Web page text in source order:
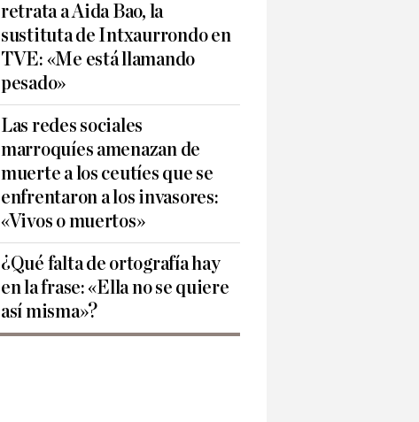
retrata a Aida Bao, la
sustituta de Intxaurrondo en
TVE: «Me está llamando
pesado»
Las redes sociales
marroquíes amenazan de
muerte a los ceutíes que se
enfrentaron a los invasores:
«Vivos o muertos»
¿Qué falta de ortografía hay
en la frase: «Ella no se quiere
así misma»?